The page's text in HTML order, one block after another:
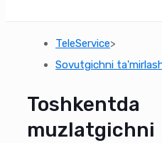
TeleService>
Sovutgichni
Toshkentda
muzlatgichni